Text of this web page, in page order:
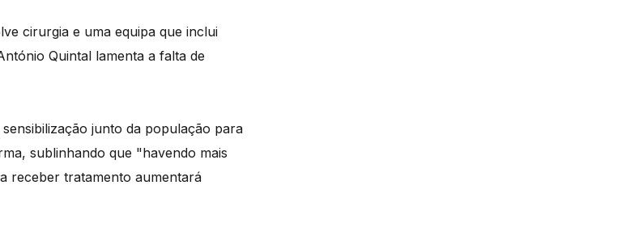
cirurgia e uma equipa que inclui
Quintal lamenta a falta de
junto da população para
sublinhando que "havendo mais
receber tratamento aumentará